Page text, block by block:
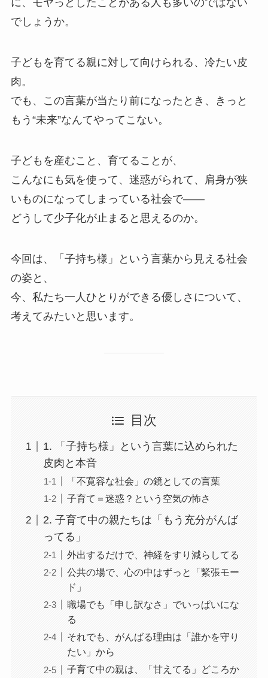
に、モヤっとしたことがある人も多いのではない
でしょうか。
子どもを育てる親に対して向けられる、冷たい皮
肉。
でも、この言葉が当たり前になったとき、きっと
もう“未来”なんてやってこない。
子どもを産むこと、育てることが、
こんなにも気を使って、迷惑がられて、肩身が狭
いものになってしまっている社会で——
どうして少子化が止まると思えるのか。
今回は、「子持ち様」という言葉から見える社会
の姿と、
今、私たち一人ひとりができる優しさについて、
考えてみたいと思います。
目次
1. 「子持ち様」という言葉に込められた
皮肉と本音
「不寛容な社会」の鏡としての言葉
子育て＝迷惑？という空気の怖さ
2. 子育て中の親たちは「もう充分がんば
ってる」
外出するだけで、神経をすり減らしてる
公共の場で、心の中はずっと「緊張モー
ド」
職場でも「申し訳なさ」でいっぱいにな
る
それでも、がんばる理由は「誰かを守り
たい」から
子育て中の親は、「甘えてる」どころか